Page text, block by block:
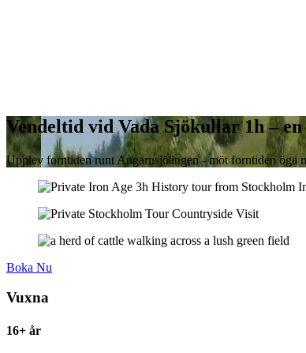
Vendeltid vid Vada Sjökullar 1h –
Upplev forntiden runt Angarnsjöängen - möt forntiden öga
Boka Nu
Vuxna
16+ år